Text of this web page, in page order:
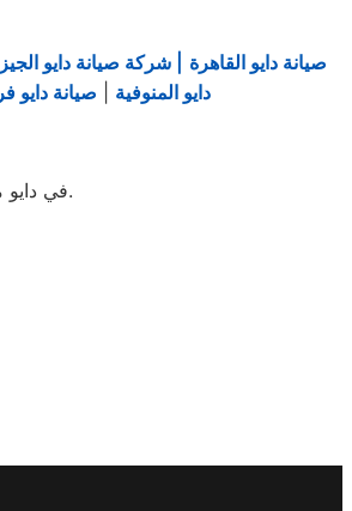
صيانة دايو القاهرة
| شركة صيانة دايو
دايو المنوفية
صيانة دايو
في دايو مصر نلتزم بتقديم خدمات: – وفق معايير الجودة الدولية. – بفنيين مؤهلين وأدوات تشخيص حديثة. – بأعلى درجات الأمان والثقة.